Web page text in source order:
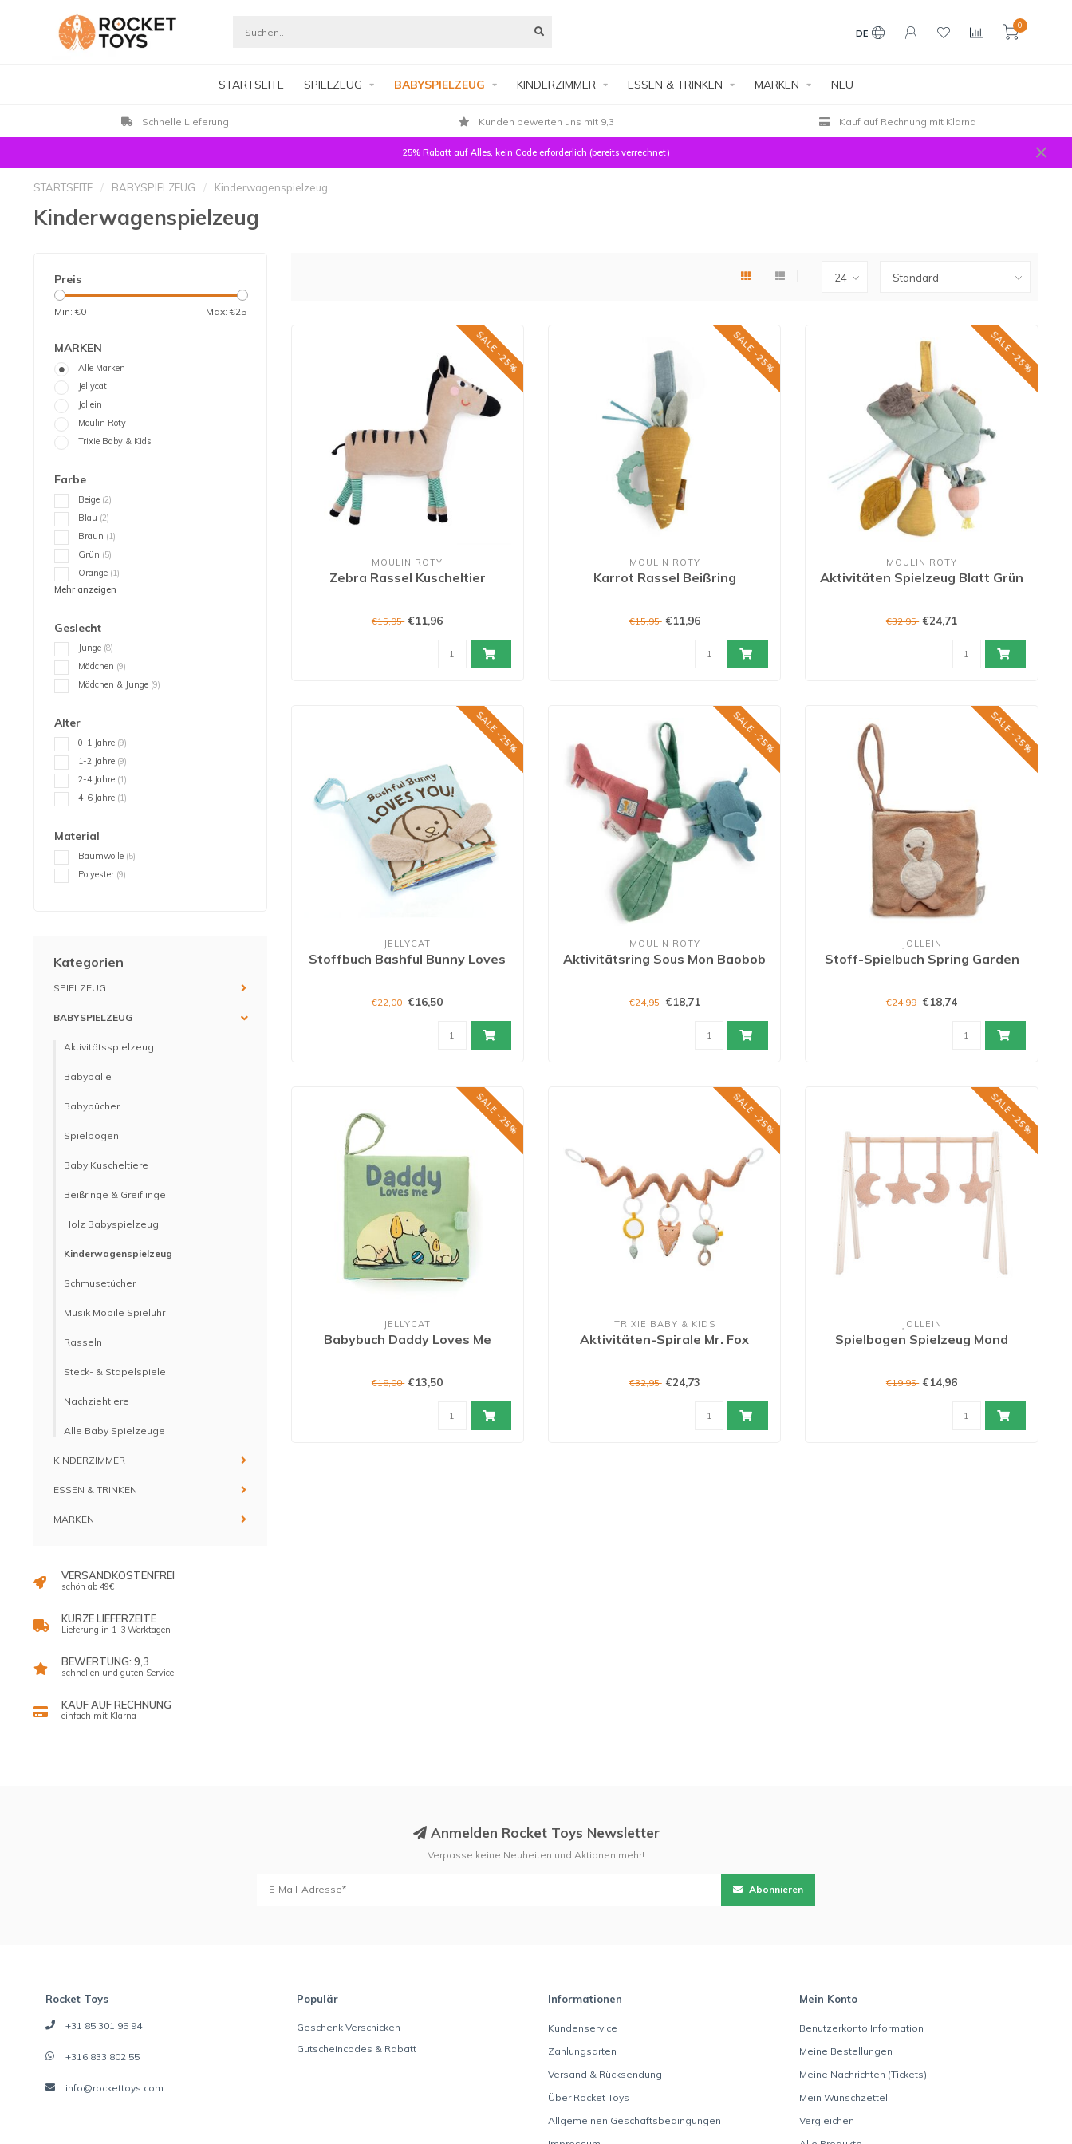
DE
0
STARTSEITE SPIELZEUG BABYSPIELZEUG KINDERZIMMER ESSEN & TRINKEN MARKEN NEU
Schnelle Lieferung Kunden bewerten uns mit 9,3 Kauf auf Rechnung mit Klarna
25% Rabatt auf Alles, kein Code erforderlich (bereits verrechnet)
STARTSEITE / BABYSPIELZEUG / Kinderwagenspielzeug
Kinderwagenspielzeug
Preis
Min: €0 Max: €25
MARKEN
Alle Marken
Jellycat
Jollein
Moulin Roty
Trixie Baby & Kids
Farbe
Beige (2)
Blau (2)
Braun (1)
Grün (5)
Orange (1)
Mehr anzeigen
Geslecht
Junge (8)
Mädchen (9)
Mädchen & Junge (9)
Alter
0-1 Jahre (9)
1-2 Jahre (9)
2-4 Jahre (1)
4-6 Jahre (1)
Material
Baumwolle (5)
Polyester (9)
Kategorien
SPIELZEUG
BABYSPIELZEUG
Aktivitätsspielzeug
Babybälle
Babybücher
Spielbögen
Baby Kuscheltiere
Beißringe & Greiflinge
Holz Babyspielzeug
Kinderwagenspielzeug
Schmusetücher
Musik Mobile Spieluhr
Rasseln
Steck- & Stapelspiele
Nachziehtiere
Alle Baby Spielzeuge
KINDERZIMMER
ESSEN & TRINKEN
MARKEN
VERSANDKOSTENFREI
schön ab 49€
KURZE LIEFERZEITE
Lieferung in 1-3 Werktagen
BEWERTUNG: 9,3
schnellen und guten Service
KAUF AUF RECHNUNG
einfach mit Klarna
SALE -25%
MOULIN ROTY
Zebra Rassel Kuscheltier
€15,95 €11,96
SALE -25%
MOULIN ROTY
Karrot Rassel Beißring
€15,95 €11,96
SALE -25%
MOULIN ROTY
Aktivitäten Spielzeug Blatt Grün
€32,95 €24,71
SALE -25%
JELLYCAT
Stoffbuch Bashful Bunny Loves
€22,00 €16,50
SALE -25%
MOULIN ROTY
Aktivitätsring Sous Mon Baobob
€24,95 €18,71
SALE -25%
JOLLEIN
Stoff-Spielbuch Spring Garden
€24,99 €18,74
SALE -25%
JELLYCAT
Babybuch Daddy Loves Me
€18,00 €13,50
SALE -25%
TRIXIE BABY & KIDS
Aktivitäten-Spirale Mr. Fox
€32,95 €24,73
SALE -25%
JOLLEIN
Spielbogen Spielzeug Mond
€19,95 €14,96
Anmelden Rocket Toys Newsletter
Verpasse keine Neuheiten und Aktionen mehr!
Abonnieren
Rocket Toys
+31 85 301 95 94
+316 833 802 55
info@rockettoys.com
Populär
Geschenk Verschicken
Gutscheincodes & Rabatt
Informationen
Kundenservice
Zahlungsarten
Versand & Rücksendung
Über Rocket Toys
Allgemeinen Geschäftsbedingungen
Mein Konto
Benutzerkonto Information
Meine Bestellungen
Meine Nachrichten (Tickets)
Mein Wunschzettel
Vergleichen